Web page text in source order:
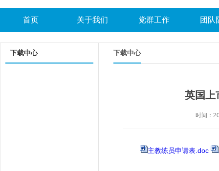
首页 关于我们 党群工作 团队
下载中心 下载中心
英国上
时间：
主教练员申请表.doc